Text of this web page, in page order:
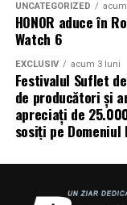
Producător:
Producător
Manager
Casting:
Co-finanțatori:
UNCATEGORIZED
HONOR aduce în
Watch 6
EXCLUSIV acum 3 luni
Festivalul Suflet
de producători și
apreciați de
sosiți pe Domeniul